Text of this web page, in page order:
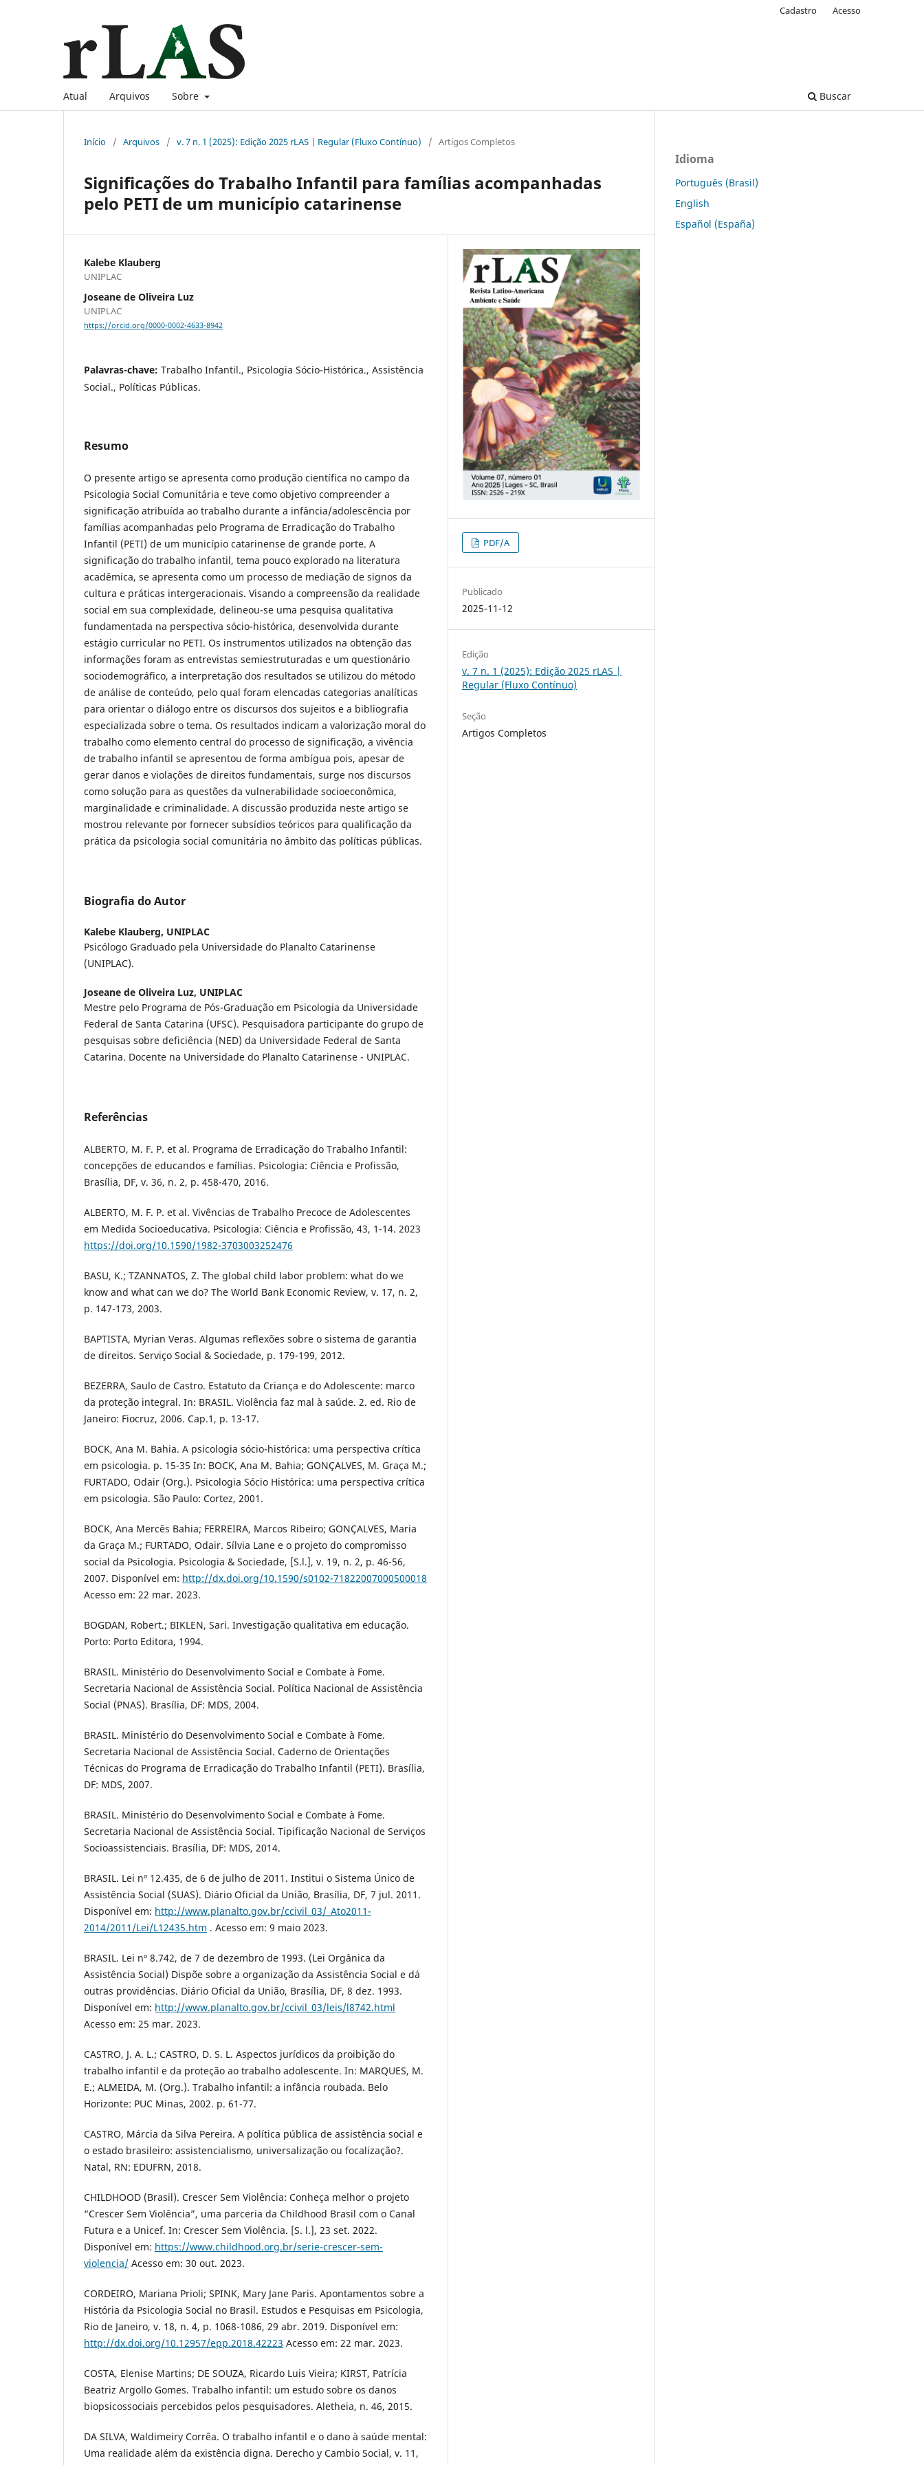
Atual Arquivos Sobre Buscar
Cadastro Acesso
Início / Arquivos / v. 7 n. 1 (2025): Edição 2025 rLAS | Regular (Fluxo Contínuo) / Artigos Completos
Significações do Trabalho Infantil para famílias acompanhadas
pelo PETI de um município catarinense
Kalebe Klauberg
UNIPLAC
Joseane de Oliveira Luz
UNIPLAC
https://orcid.org/0000-0002-4633-8942
Palavras-chave: Trabalho Infantil., Psicologia Sócio-Histórica., Assistência
Social., Políticas Públicas.
Resumo
O presente artigo se apresenta como produção científica no campo da
Psicologia Social Comunitária e teve como objetivo compreender a
significação atribuída ao trabalho durante a infância/adolescência por
famílias acompanhadas pelo Programa de Erradicação do Trabalho
Infantil (PETI) de um município catarinense de grande porte. A
significação do trabalho infantil, tema pouco explorado na literatura
acadêmica, se apresenta como um processo de mediação de signos da
cultura e práticas intergeracionais. Visando a compreensão da realidade
social em sua complexidade, delineou-se uma pesquisa qualitativa
fundamentada na perspectiva sócio-histórica, desenvolvida durante
estágio curricular no PETI. Os instrumentos utilizados na obtenção das
informações foram as entrevistas semiestruturadas e um questionário
sociodemográfico, a interpretação dos resultados se utilizou do método
de análise de conteúdo, pelo qual foram elencadas categorias analíticas
para orientar o diálogo entre os discursos dos sujeitos e a bibliografia
especializada sobre o tema. Os resultados indicam a valorização moral do
trabalho como elemento central do processo de significação, a vivência
de trabalho infantil se apresentou de forma ambígua pois, apesar de
gerar danos e violações de direitos fundamentais, surge nos discursos
como solução para as questões da vulnerabilidade socioeconômica,
marginalidade e criminalidade. A discussão produzida neste artigo se
mostrou relevante por fornecer subsídios teóricos para qualificação da
prática da psicologia social comunitária no âmbito das políticas públicas.
Biografia do Autor
Kalebe Klauberg, UNIPLAC
Psicólogo Graduado pela Universidade do Planalto Catarinense
(UNIPLAC).
Joseane de Oliveira Luz, UNIPLAC
Mestre pelo Programa de Pós-Graduação em Psicologia da Universidade
Federal de Santa Catarina (UFSC). Pesquisadora participante do grupo de
pesquisas sobre deficiência (NED) da Universidade Federal de Santa
Catarina. Docente na Universidade do Planalto Catarinense - UNIPLAC.
Referências
ALBERTO, M. F. P. et al. Programa de Erradicação do Trabalho Infantil:
concepções de educandos e famílias. Psicologia: Ciência e Profissão,
Brasília, DF, v. 36, n. 2, p. 458-470, 2016.
ALBERTO, M. F. P. et al. Vivências de Trabalho Precoce de Adolescentes
em Medida Socioeducativa. Psicologia: Ciência e Profissão, 43, 1-14. 2023
https://doi.org/10.1590/1982-3703003252476
BASU, K.; TZANNATOS, Z. The global child labor problem: what do we
know and what can we do? The World Bank Economic Review, v. 17, n. 2,
p. 147-173, 2003.
BAPTISTA, Myrian Veras. Algumas reflexões sobre o sistema de garantia
de direitos. Serviço Social & Sociedade, p. 179-199, 2012.
BEZERRA, Saulo de Castro. Estatuto da Criança e do Adolescente: marco
da proteção integral. In: BRASIL. Violência faz mal à saúde. 2. ed. Rio de
Janeiro: Fiocruz, 2006. Cap.1, p. 13-17.
BOCK, Ana M. Bahia. A psicologia sócio-histórica: uma perspectiva crítica
em psicologia. p. 15-35 In: BOCK, Ana M. Bahia; GONÇALVES, M. Graça M.;
FURTADO, Odair (Org.). Psicologia Sócio Histórica: uma perspectiva crítica
em psicologia. São Paulo: Cortez, 2001.
BOCK, Ana Mercês Bahia; FERREIRA, Marcos Ribeiro; GONÇALVES, Maria
da Graça M.; FURTADO, Odair. Sílvia Lane e o projeto do compromisso
social da Psicologia. Psicologia & Sociedade, [S.l.], v. 19, n. 2, p. 46-56,
2007. Disponível em: http://dx.doi.org/10.1590/s0102-71822007000500018
Acesso em: 22 mar. 2023.
BOGDAN, Robert.; BIKLEN, Sari. Investigação qualitativa em educação.
Porto: Porto Editora, 1994.
BRASIL. Ministério do Desenvolvimento Social e Combate à Fome.
Secretaria Nacional de Assistência Social. Política Nacional de Assistência
Social (PNAS). Brasília, DF: MDS, 2004.
BRASIL. Ministério do Desenvolvimento Social e Combate à Fome.
Secretaria Nacional de Assistência Social. Caderno de Orientações
Técnicas do Programa de Erradicação do Trabalho Infantil (PETI). Brasília,
DF: MDS, 2007.
BRASIL. Ministério do Desenvolvimento Social e Combate à Fome.
Secretaria Nacional de Assistência Social. Tipificação Nacional de Serviços
Socioassistenciais. Brasília, DF: MDS, 2014.
BRASIL. Lei nº 12.435, de 6 de julho de 2011. Institui o Sistema Único de
Assistência Social (SUAS). Diário Oficial da União, Brasília, DF, 7 jul. 2011.
Disponível em: http://www.planalto.gov.br/ccivil_03/_Ato2011-
2014/2011/Lei/L12435.htm . Acesso em: 9 maio 2023.
BRASIL. Lei nº 8.742, de 7 de dezembro de 1993. (Lei Orgânica da
Assistência Social) Dispõe sobre a organização da Assistência Social e dá
outras providências. Diário Oficial da União, Brasília, DF, 8 dez. 1993.
Disponível em: http://www.planalto.gov.br/ccivil_03/leis/l8742.html
Acesso em: 25 mar. 2023.
CASTRO, J. A. L.; CASTRO, D. S. L. Aspectos jurídicos da proibição do
trabalho infantil e da proteção ao trabalho adolescente. In: MARQUES, M.
E.; ALMEIDA, M. (Org.). Trabalho infantil: a infância roubada. Belo
Horizonte: PUC Minas, 2002. p. 61-77.
CASTRO, Márcia da Silva Pereira. A política pública de assistência social e
o estado brasileiro: assistencialismo, universalização ou focalização?.
Natal, RN: EDUFRN, 2018.
CHILDHOOD (Brasil). Crescer Sem Violência: Conheça melhor o projeto
“Crescer Sem Violência”, uma parceria da Childhood Brasil com o Canal
Futura e a Unicef. In: Crescer Sem Violência. [S. l.], 23 set. 2022.
Disponível em: https://www.childhood.org.br/serie-crescer-sem-
violencia/ Acesso em: 30 out. 2023.
CORDEIRO, Mariana Prioli; SPINK, Mary Jane Paris. Apontamentos sobre a
História da Psicologia Social no Brasil. Estudos e Pesquisas em Psicologia,
Rio de Janeiro, v. 18, n. 4, p. 1068-1086, 29 abr. 2019. Disponível em:
http://dx.doi.org/10.12957/epp.2018.42223 Acesso em: 22 mar. 2023.
COSTA, Elenise Martins; DE SOUZA, Ricardo Luis Vieira; KIRST, Patrícia
Beatriz Argollo Gomes. Trabalho infantil: um estudo sobre os danos
biopsicossociais percebidos pelos pesquisadores. Aletheia, n. 46, 2015.
DA SILVA, Waldimeiry Corrêa. O trabalho infantil e o dano à saúde mental:
Uma realidade além da existência digna. Derecho y Cambio Social, v. 11,
PDF/A
Publicado
2025-11-12
Edição
v. 7 n. 1 (2025): Edição 2025 rLAS |
Regular (Fluxo Contínuo)
Seção
Artigos Completos
Idioma
Português (Brasil)
English
Español (España)